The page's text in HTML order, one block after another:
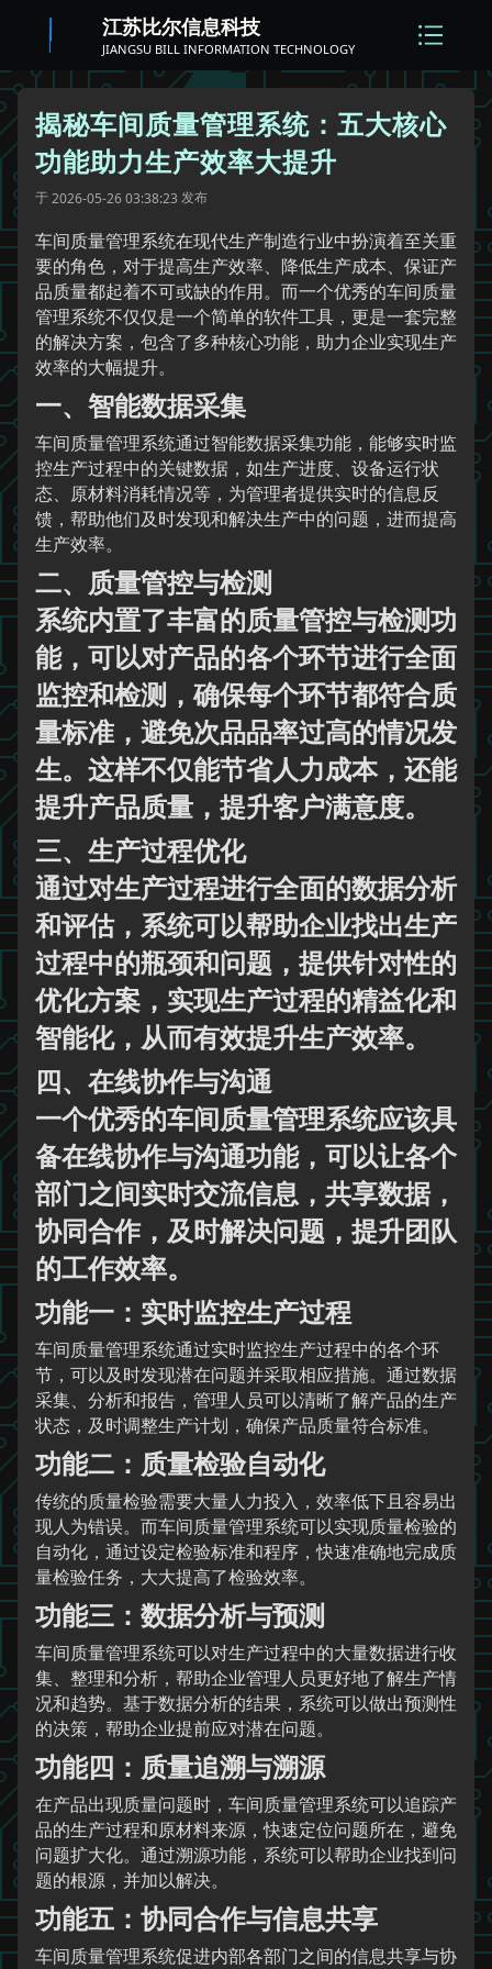
江苏比尔信息科技
JIANGSU BILL INFORMATION TECHNOLOGY
揭秘车间质量管理系统：五大核心
功能助力生产效率大提升
于2026-05-26 03:38:23 发布
车间质量管理系统在现代生产制造行业中扮演着至关重
要的角色，对于提高生产效率、降低生产成本、保证产
品质量都起着不可或缺的作用。而一个优秀的车间质量
管理系统不仅仅是一个简单的软件工具，更是一套完整
的解决方案，包含了多种核心功能，助力企业实现生产
效率的大幅提升。
一、智能数据采集
车间质量管理系统通过智能数据采集功能，能够实时监
控生产过程中的关键数据，如生产进度、设备运行状
态、原材料消耗情况等，为管理者提供实时的信息反
馈，帮助他们及时发现和解决生产中的问题，进而提高
生产效率。
二、质量管控与检测
系统内置了丰富的质量管控与检测功
能，可以对产品的各个环节进行全面
监控和检测，确保每个环节都符合质
量标准，避免次品品率过高的情况发
生。这样不仅能节省人力成本，还能
提升产品质量，提升客户满意度。
三、生产过程优化
通过对生产过程进行全面的数据分析
和评估，系统可以帮助企业找出生产
过程中的瓶颈和问题，提供针对性的
优化方案，实现生产过程的精益化和
智能化，从而有效提升生产效率。
四、在线协作与沟通
一个优秀的车间质量管理系统应该具
备在线协作与沟通功能，可以让各个
部门之间实时交流信息，共享数据，
协同合作，及时解决问题，提升团队
的工作效率。
功能一：实时监控生产过程
车间质量管理系统通过实时监控生产过程中的各个环
节，可以及时发现潜在问题并采取相应措施。通过数据
采集、分析和报告，管理人员可以清晰了解产品的生产
状态，及时调整生产计划，确保产品质量符合标准。
功能二：质量检验自动化
传统的质量检验需要大量人力投入，效率低下且容易出
现人为错误。而车间质量管理系统可以实现质量检验的
自动化，通过设定检验标准和程序，快速准确地完成质
量检验任务，大大提高了检验效率。
功能三：数据分析与预测
车间质量管理系统可以对生产过程中的大量数据进行收
集、整理和分析，帮助企业管理人员更好地了解生产情
况和趋势。基于数据分析的结果，系统可以做出预测性
的决策，帮助企业提前应对潜在问题。
功能四：质量追溯与溯源
在产品出现质量问题时，车间质量管理系统可以追踪产
品的生产过程和原材料来源，快速定位问题所在，避免
问题扩大化。通过溯源功能，系统可以帮助企业找到问
题的根源，并加以解决。
功能五：协同合作与信息共享
车间质量管理系统促进内部各部门之间的信息共享与协